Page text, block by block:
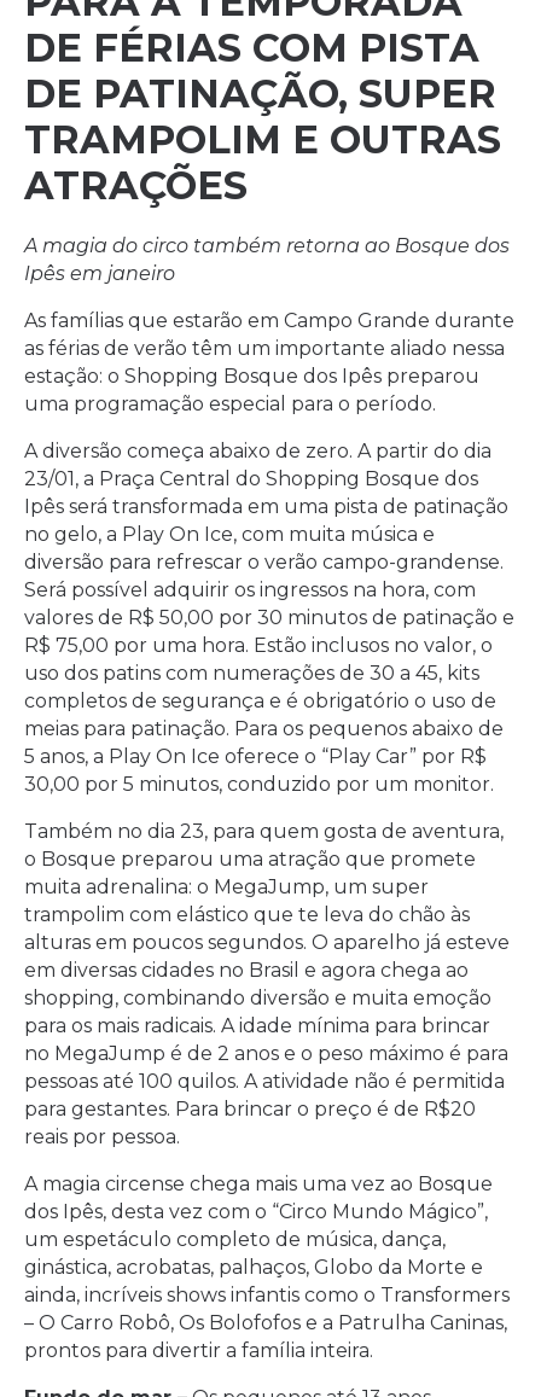
DE FÉRIAS COM PISTA
DE PATINAÇÃO, SUPER
TRAMPOLIM E OUTRAS
ATRAÇÕES
A magia do circo também retorna ao Bosque dos
Ipês em janeiro
As famílias que estarão em Campo Grande durante
as férias de verão têm um importante aliado nessa
estação: o Shopping Bosque dos Ipês preparou
uma programação especial para o período.
A diversão começa abaixo de zero. A partir do dia
23/01, a Praça Central do Shopping Bosque dos
Ipês será transformada em uma pista de patinação
no gelo, a Play On Ice, com muita música e
diversão para refrescar o verão campo-grandense.
Será possível adquirir os ingressos na hora, com
valores de R$ 50,00 por 30 minutos de patinação e
R$ 75,00 por uma hora. Estão inclusos no valor, o
uso dos patins com numerações de 30 a 45, kits
completos de segurança e é obrigatório o uso de
meias para patinação. Para os pequenos abaixo de
5 anos, a Play On Ice oferece o “Play Car” por R$
30,00 por 5 minutos, conduzido por um monitor.
Também no dia 23, para quem gosta de aventura,
o Bosque preparou uma atração que promete
muita adrenalina: o MegaJump, um super
trampolim com elástico que te leva do chão às
alturas em poucos segundos. O aparelho já esteve
em diversas cidades no Brasil e agora chega ao
shopping, combinando diversão e muita emoção
para os mais radicais. A idade mínima para brincar
no MegaJump é de 2 anos e o peso máximo é para
pessoas até 100 quilos. A atividade não é permitida
para gestantes. Para brincar o preço é de R$20
reais por pessoa.
A magia circense chega mais uma vez ao Bosque
dos Ipês, desta vez com o “Circo Mundo Mágico”,
um espetáculo completo de música, dança,
ginástica, acrobatas, palhaços, Globo da Morte e
ainda, incríveis shows infantis como o Transformers
– O Carro Robô, Os Bolofofos e a Patrulha Caninas,
prontos para divertir a família inteira.